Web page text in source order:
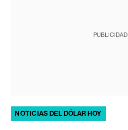
PUBLICIDAD
NOTICIAS DEL DÓLAR HOY